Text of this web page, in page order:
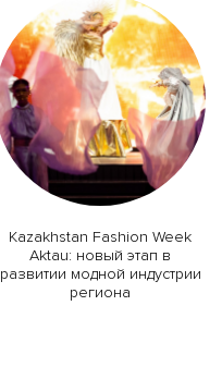
Kazakhstan Fashion Week
Aktau: новый этап в
развитии модной индустрии
региона